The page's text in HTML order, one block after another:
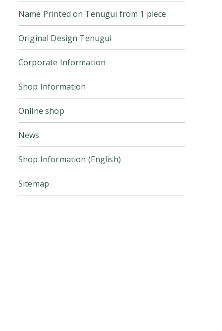
Name Printed on Tenugui from 1 plece
Original Design Tenugui
Corporate Information
Shop Information
Online shop
News
Shop Information (English)
Sitemap